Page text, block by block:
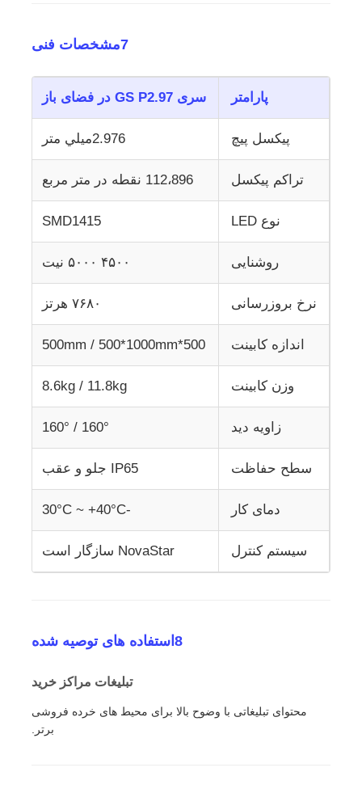
7مشخصات فنی
پارامتر سری GS P2.97 در فضای باز
پیکسل پیچ 2.976ميلي متر
تراکم پیکسل 112،896 نقطه در متر مربع
نوع LED SMD1415
روشنایی ۴۵۰۰ ۵۰۰۰ نیت
نرخ بروزرسانی ۷۶۸۰ هرتز
اندازه کابینت 500*500mm / 500*1000mm
وزن کابینت 8.6kg / 11.8kg
زاویه دید 160° / 160°
سطح حفاظت IP65 جلو و عقب
دمای کار -30°C ~ +40°C
سیستم کنترل NovaStar سازگار است
8استفاده های توصیه شده
️ تبلیغات مراکز خرید
محتوای تبلیغاتی با وضوح بالا برای محیط های خرده فروشی
برتر.